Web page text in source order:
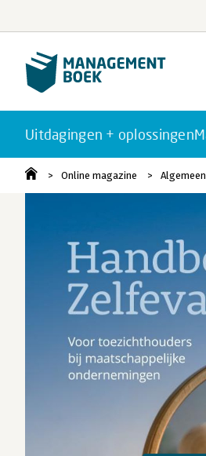
Uitdagingen + oplossingen
Online magazine